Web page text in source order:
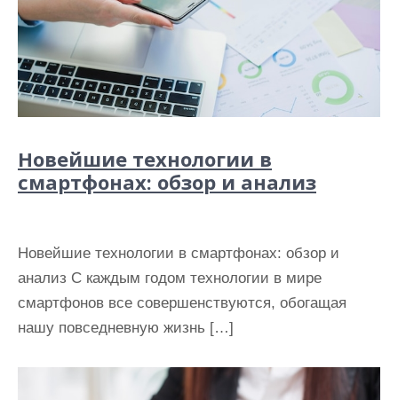
Новейшие технологии в
смартфонах: обзор и анализ
Новейшие технологии в смартфонах: обзор и
анализ С каждым годом технологии в мире
смартфонов все совершенствуются, обогащая
нашу повседневную жизнь […]